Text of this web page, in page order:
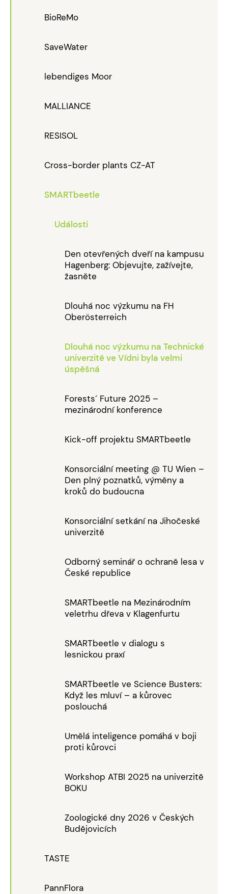
BioReMo
SaveWater
lebendiges Moor
MALLIANCE
RESISOL
Cross-border plants CZ-AT
SMARTbeetle
Události
Den otevřených dveří na kampusu
Hagenberg: Objevujte, zažívejte,
žasněte
Dlouhá noc výzkumu na FH
Oberösterreich
Dlouhá noc výzkumu na Technické
univerzitě ve Vídni byla velmi
úspěšná
Forests´ Future 2025 –
mezinárodní konference
Kick-off projektu SMARTbeetle
Konsorciální meeting @ TU Wien –
Den plný poznatků, výměny a
kroků do budoucna
Konsorciální setkání na Jihočeské
univerzitě
Odborný seminář o ochraně lesa v
České republice
SMARTbeetle na Mezinárodním
veletrhu dřeva v Klagenfurtu
SMARTbeetle v dialogu s
lesnickou praxí
SMARTbeetle ve Science Busters:
Když les mluví – a kůrovec
poslouchá
Umělá inteligence pomáhá v boji
proti kůrovci
Workshop ATBI 2025 na univerzitě
BOKU
Zoologické dny 2026 v Českých
Budějovicích
TASTE
PannFlora